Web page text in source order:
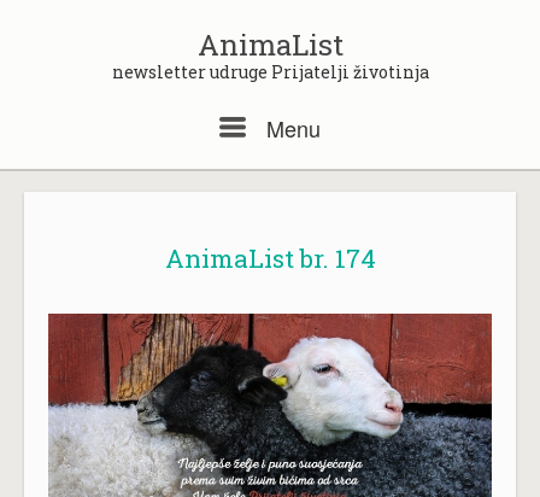
AnimaList
newsletter udruge Prijatelji životinja
Menu
AnimaList br. 174